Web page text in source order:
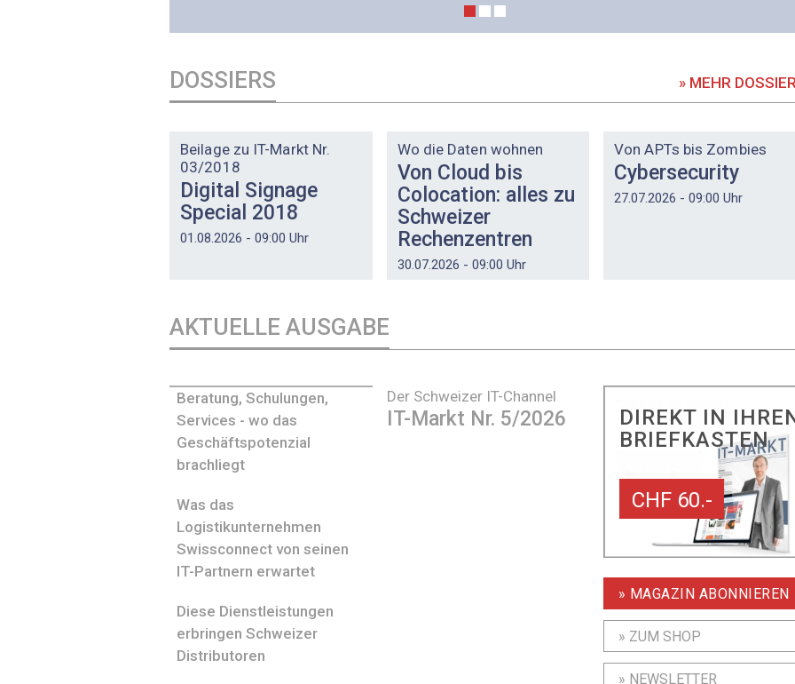
DOSSIERS » MEHR
Beilage zu IT-Markt Nr.
03/2018
Digital Signage
Special 2018
01.08.2026 - 09:00 Uhr
Wo die Daten wohnen
Von Cloud bis
Colocation: alles zu
Schweizer
Rechenzentren
30.07.2026 - 09:00 Uhr
Von APTs bis Zombies
Cybersecurity
27.07.2026 - 09:00 Uhr
AKTUELLE AUSGABE
Der Schweizer IT-Channel
IT-Markt Nr. 5/2026
Beratung, Schulungen,
Services - wo das
Geschäftspotenzial
brachliegt
Was das
Logistikunternehmen
Swissconnect von seinen
IT-Partnern erwartet
Diese Dienstleistungen
erbringen Schweizer
Distributoren
DIREKT IN
BRIEFKASTEN
CHF 60.-
» MAGAZIN ABONNIEREN
» ZUM SHOP
» NEWSLETTER